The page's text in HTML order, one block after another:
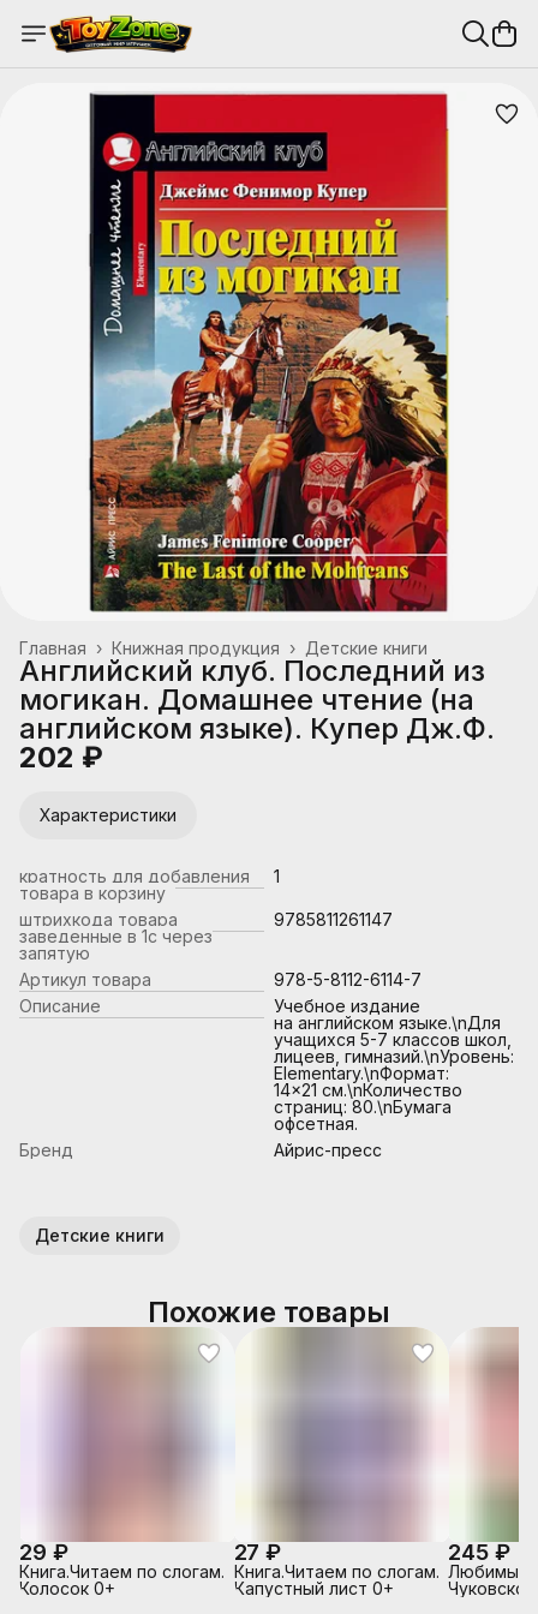
Детские книги
Книжная продукция ›
Главная ›
Английский клуб. Последний из
могикан. Домашнее чтение (на
английском языке). Купер Дж.Ф.
202 ₽
Характеристики
кратность для добавления
товара в корзину
1
штрихкода товара
заведенные в 1с через
запятую
9785811261147
Артикул товара
978-5-8112-6114-7
Описание
Учебное издание
на английском языке.\nДля
учащихся 5-7 классов школ,
лицеев, гимназий.\nУровень:
Elementary.\nФормат:
14×21 см.\nКоличество
страниц: 80.\nБумага
офсетная.
Бренд
Айрис-пресс
Детские книги
Похожие товары
29 ₽
Книга.Читаем по слогам.
Колосок 0+
27 ₽
Книга.Читаем по слогам.
Капустный лист 0+
245 ₽
Любимые